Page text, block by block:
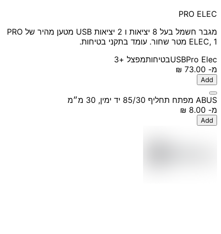
PRO ELEC
מגבר חשמל בעל 8 יציאות ו 2 יציאות USB מטען מהיר של PRO
ELEC, 1 מטר שחור. עומד בתקני בטיחות.
USBPro Elec בטיחותמפצל +3
מ-
Add
ABUS מפתח תחליף 85/30 יד ימין, 30 מ״מ
מ-
Add